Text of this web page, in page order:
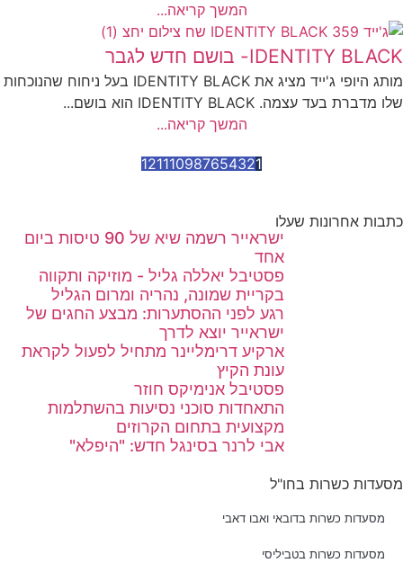
המשך קריאה...
IDENTITY BLACK- בושם חדש לגבר
מותג היופי ג'ייד מציג את IDENTITY BLACK בעל ניחוח שהנוכחות
שלו מדברת בעד עצמה. IDENTITY BLACK הוא בושם...
המשך קריאה...
1
2
3
4
5
6
7
8
9
10
11
12
כתבות אחרונות שעלו
ישראייר רשמה שיא של 90 טיסות ביום
אחד
פסטיבל יאללה גליל - מוזיקה ותקווה
בקריית שמונה, נהריה ומרום הגליל
רגע לפני ההסתערות: מבצע החגים של
ישראייר יוצא לדרך
ארקיע דרימליינר מתחיל לפעול לקראת
עונת הקיץ
פסטיבל אנימיקס חוזר
התאחדות סוכני נסיעות בהשתלמות
מקצועית בתחום הקרוזים
אבי לרנר בסינגל חדש: "היפלא"
מסעדות כשרות בחו"ל
מסעדות כשרות בדובאי ואבו דאבי
מסעדות כשרות בטביליסי